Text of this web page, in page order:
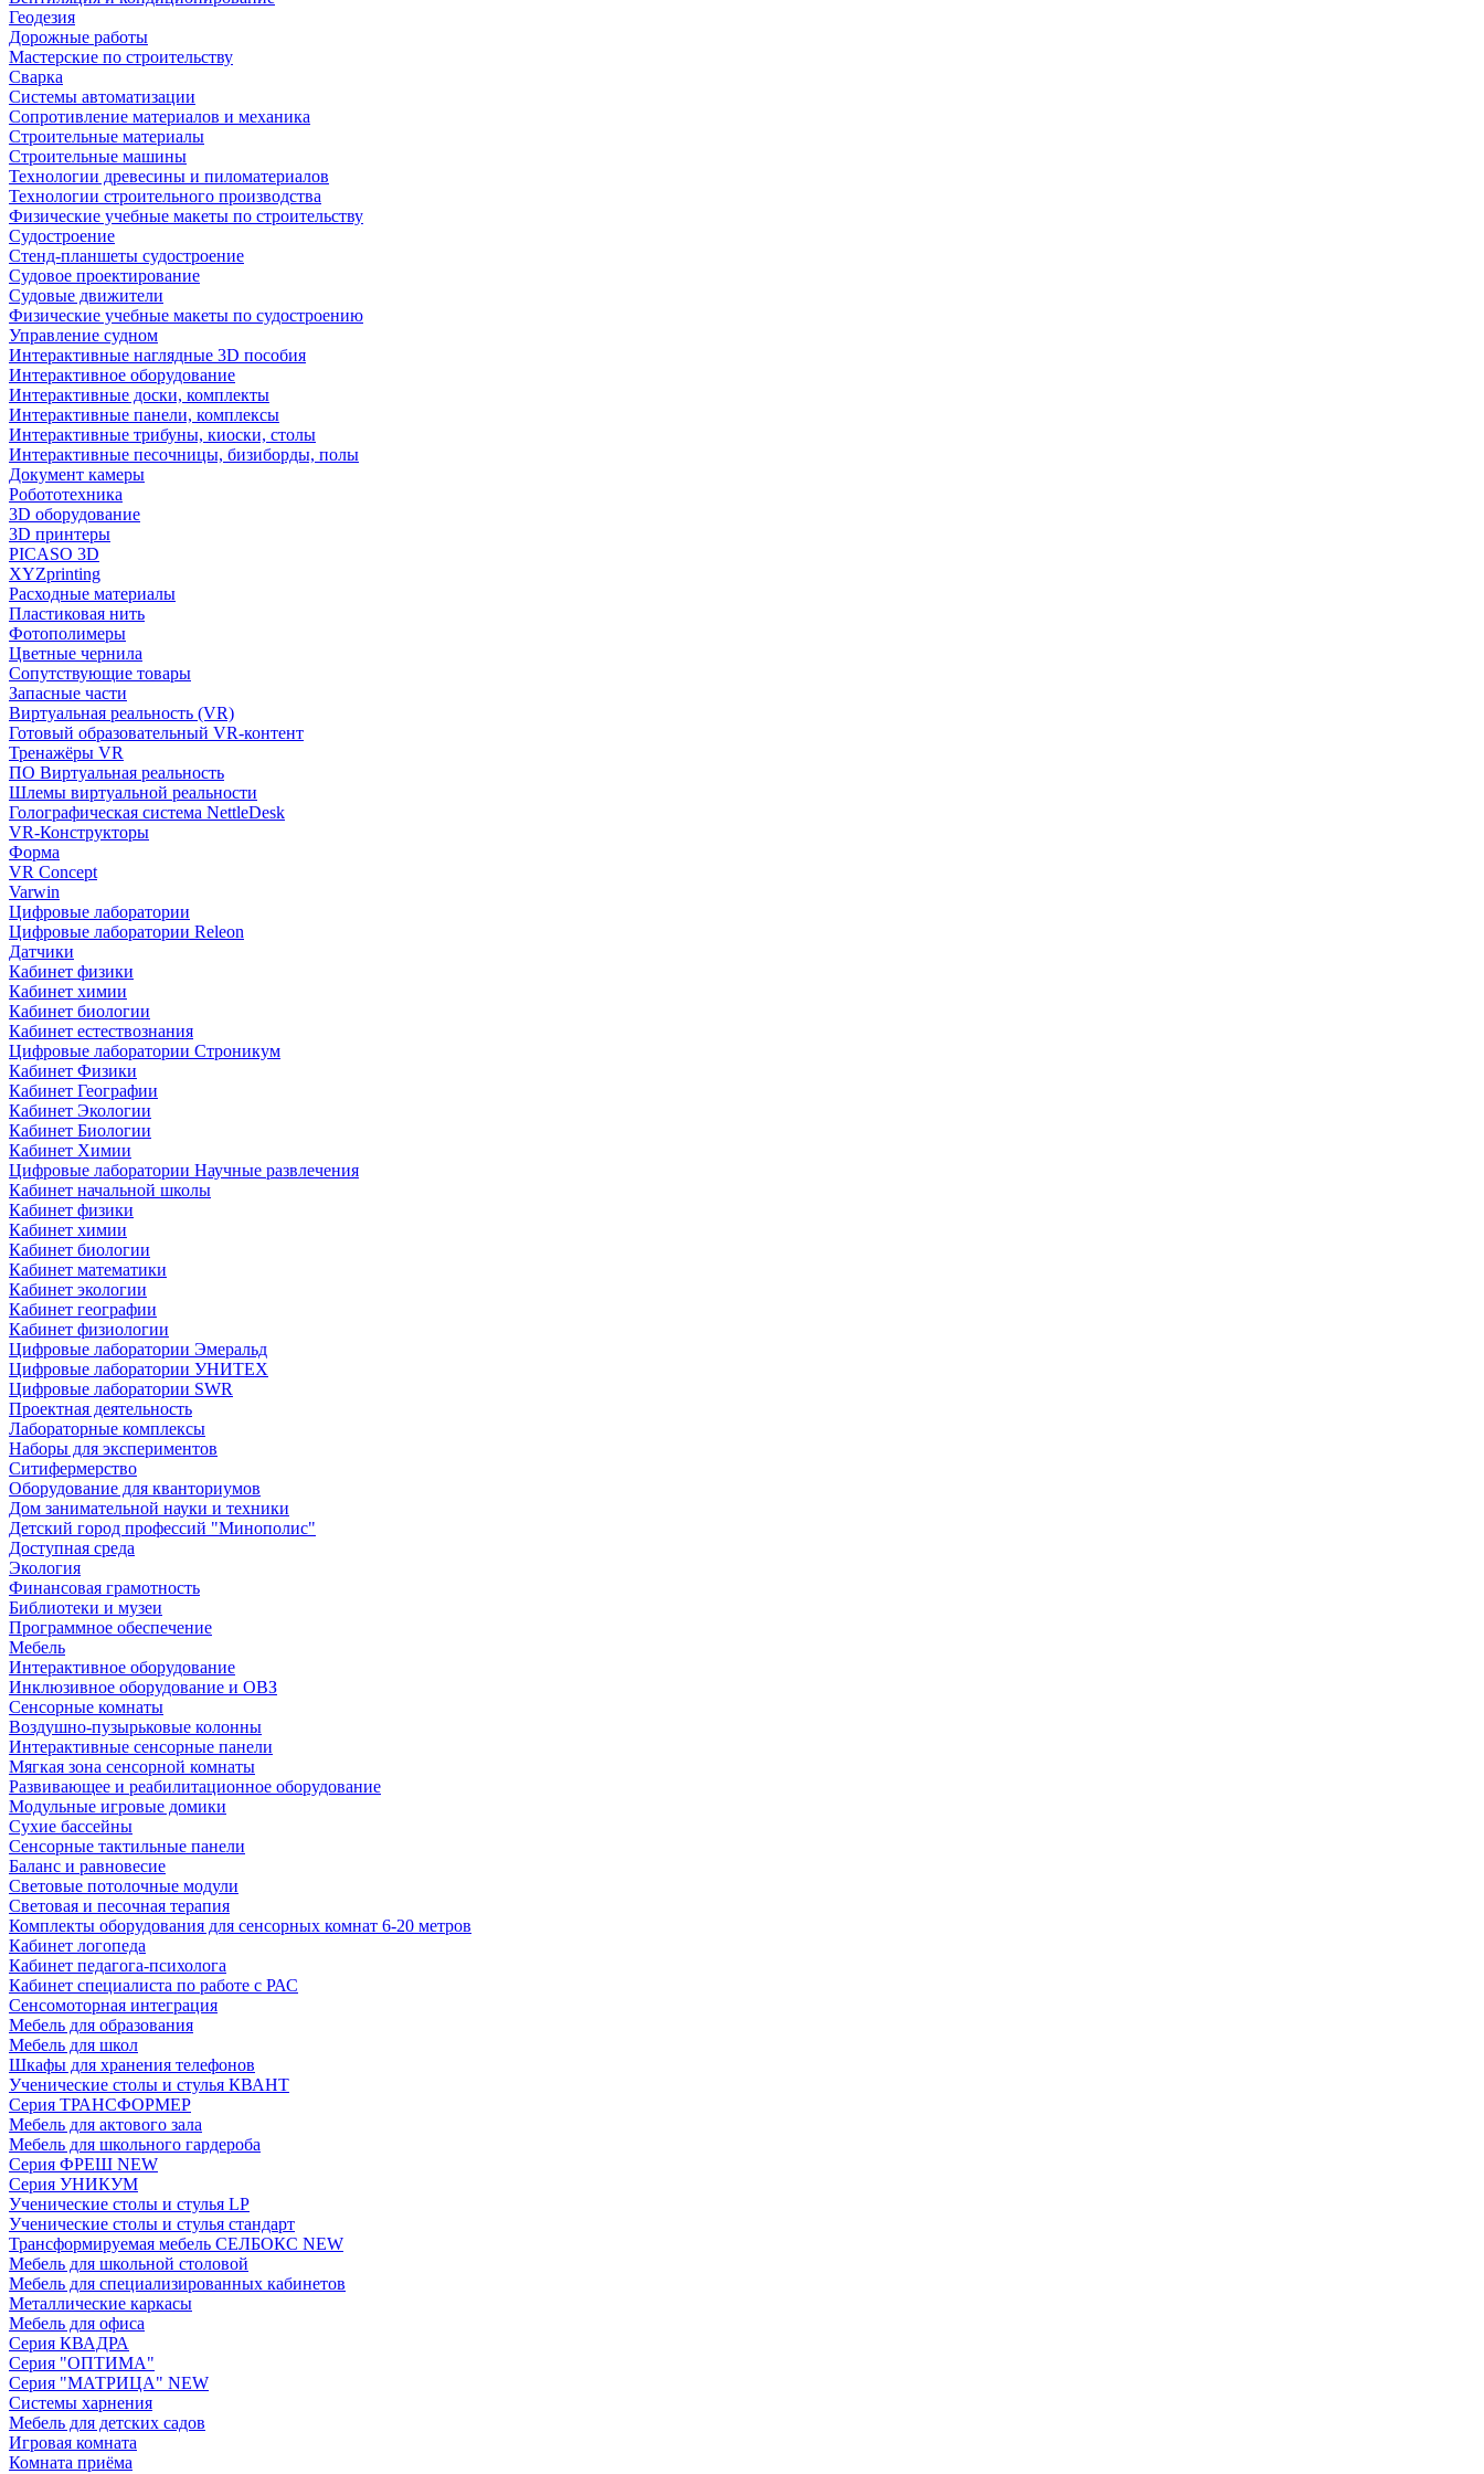
Геодезия
Дорожные работы
Мастерские по строительству
Сварка
Системы автоматизации
Сопротивление материалов и механика
Строительные материалы
Строительные машины
Технологии древесины и пиломатериалов
Технологии строительного производства
Физические учебные макеты по строительству
Судостроение
Стенд-планшеты судостроение
Судовое проектирование
Судовые движители
Физические учебные макеты по судостроению
Управление судном
Интерактивные наглядные 3D пособия
Интерактивное оборудование
Интерактивные доски, комплекты
Интерактивные панели, комплексы
Интерактивные трибуны, киоски, столы
Интерактивные песочницы, бизиборды, полы
Документ камеры
Робототехника
3D оборудование
3D принтеры
PICASO 3D
XYZprinting
Расходные материалы
Пластиковая нить
Фотополимеры
Цветные чернила
Сопутствующие товары
Запасные части
Виртуальная реальность (VR)
Готовый образовательный VR-контент
Тренажёры VR
ПО Виртуальная реальность
Шлемы виртуальной реальности
Голографическая система NettleDesk
VR-Конструкторы
Форма
VR Concept
Varwin
Цифровые лаборатории
Цифровые лаборатории Releon
Датчики
Кабинет физики
Кабинет химии
Кабинет биологии
Кабинет естествознания
Цифровые лаборатории Строникум
Кабинет Физики
Кабинет Географии
Кабинет Экологии
Кабинет Биологии
Кабинет Химии
Цифровые лаборатории Научные развлечения
Кабинет начальной школы
Кабинет физики
Кабинет химии
Кабинет биологии
Кабинет математики
Кабинет экологии
Кабинет географии
Кабинет физиологии
Цифровые лаборатории Эмеральд
Цифровые лаборатории УНИТЕХ
Цифровые лаборатории SWR
Проектная деятельность
Лабораторные комплексы
Наборы для экспериментов
Ситифермерство
Оборудование для кванториумов
Дом занимательной науки и техники
Детский город профессий "Минополис"
Доступная среда
Экология
Финансовая грамотность
Библиотеки и музеи
Программное обеспечение
Мебель
Интерактивное оборудование
Инклюзивное оборудование и ОВЗ
Cенсорные комнаты
Воздушно-пузырьковые колонны
Интерактивные сенсорные панели
Мягкая зона сенсорной комнаты
Развивающее и реабилитационное оборудование
Модульные игровые домики
Сухие бассейны
Сенсорные тактильные панели
Баланс и равновесие
Световые потолочные модули
Световая и песочная терапия
Комплекты оборудования для сенсорных комнат 6-20 метров
Кабинет логопеда
Кабинет педагога-психолога
Кабинет специалиста по работе с РАС
Сенсомоторная интеграция
Мебель для образования
Мебель для школ
Шкафы для хранения телефонов
Ученические столы и стулья КВАНТ
Серия ТРАНСФОРМЕР
Мебель для актового зала
Мебель для школьного гардероба
Серия ФРЕШ NEW
Серия УНИКУМ
Ученические столы и стулья LP
Ученические столы и стулья стандарт
Трансформируемая мебель СЕЛБОКС NEW
Мебель для школьной столовой
Мебель для специализированных кабинетов
Металлические каркасы
Мебель для офиса
Серия КВАДРА
Серия "ОПТИМА"
Серия "МАТРИЦА" NEW
Системы харнения
Мебель для детских садов
Игровая комната
Комната приёма